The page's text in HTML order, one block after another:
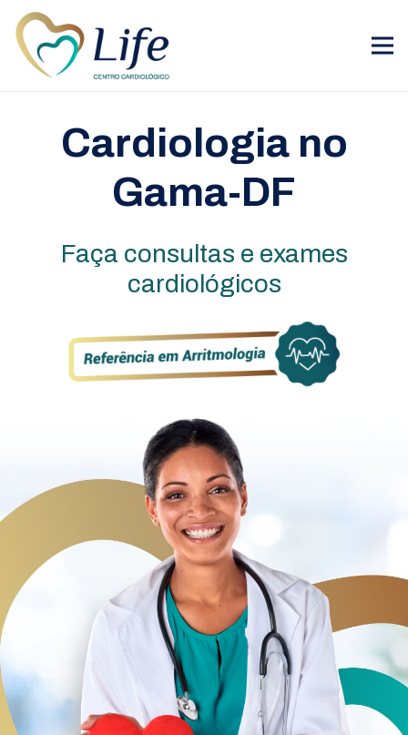
Cardiologia no
Gama-DF
Faça consultas e exames
cardiológicos